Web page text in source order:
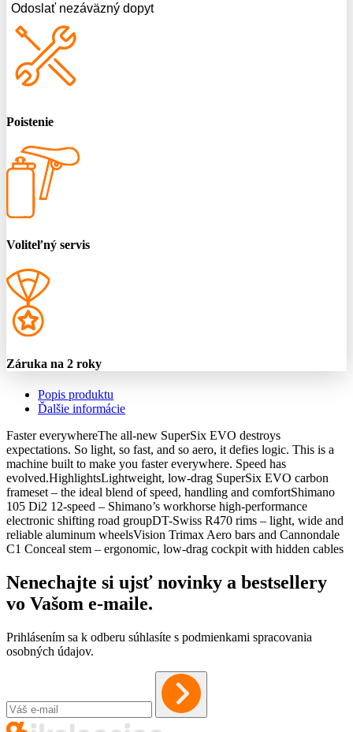
Odoslať nezáväzný dopyt
Poistenie
Voliteľný servis
Záruka na 2 roky
Popis produktu
Ďalšie informácie
Faster everywhereThe all-new SuperSix EVO destroys
expectations. So light, so fast, and so aero, it defies logic. This is a
machine built to make you faster everywhere. Speed has
evolved.HighlightsLightweight, low-drag SuperSix EVO carbon
frameset – the ideal blend of speed, handling and comfortShimano
105 Di2 12-speed – Shimano’s workhorse high-performance
electronic shifting road groupDT-Swiss R470 rims – light, wide and
reliable aluminum wheelsVision Trimax Aero bars and Cannondale
C1 Conceal stem – ergonomic, low-drag cockpit with hidden cables
Nenechajte si ujsť novinky a bestsellery
vo Vašom e-maile.
Prihlásením sa k odberu súhlasíte s podmienkami spracovania
osobných údajov.